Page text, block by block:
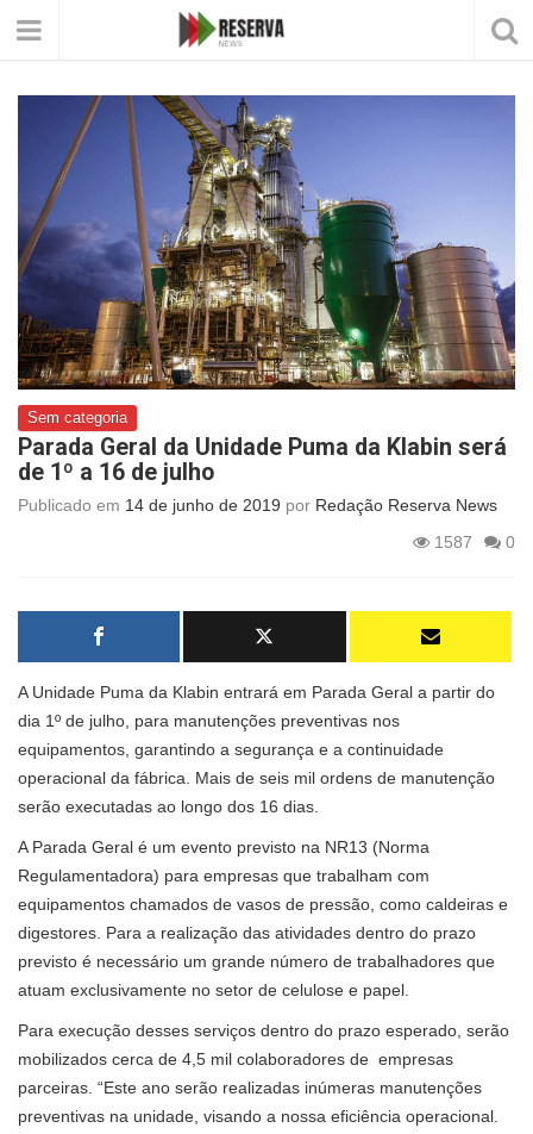
Sem categoria
Parada Geral da Unidade Puma da Klabin será
de 1º a 16 de julho
Publicado em 14 de junho de 2019 por Redação Reserva News
1587
0
A Unidade Puma da Klabin entrará em Parada Geral a partir do
dia 1º de julho, para manutenções preventivas nos
equipamentos, garantindo a segurança e a continuidade
operacional da fábrica. Mais de seis mil ordens de manutenção
serão executadas ao longo dos 16 dias.
A Parada Geral é um evento previsto na NR13 (Norma
Regulamentadora) para empresas que trabalham com
equipamentos chamados de vasos de pressão, como caldeiras e
digestores. Para a realização das atividades dentro do prazo
previsto é necessário um grande número de trabalhadores que
atuam exclusivamente no setor de celulose e papel.
Para execução desses serviços dentro do prazo esperado, serão
mobilizados cerca de 4,5 mil colaboradores de empresas
parceiras. “Este ano serão realizadas inúmeras manutenções
preventivas na unidade, visando a nossa eficiência operacional.